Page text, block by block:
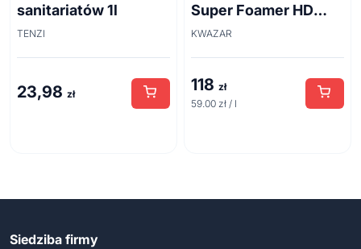
sanitariatów 1l
TENZI
23,98 zł
Super Foamer HD
acid line 2L
KWAZAR
118 zł
59.00 zł / l
Siedziba firmy